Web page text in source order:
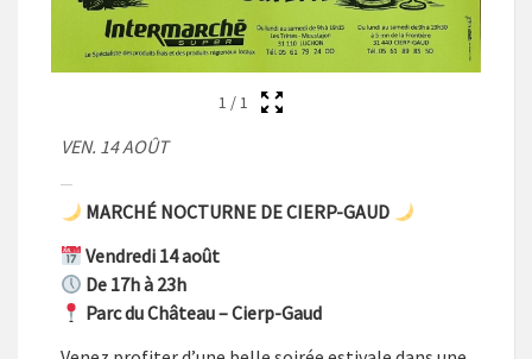
1 /1
VEN. 14 AOÛT
MARCHÉ NOCTURNE DE CIERP-GAUD
Vendredi 14 août
De 17h à 23h
Parc du Château – Cierp-Gaud